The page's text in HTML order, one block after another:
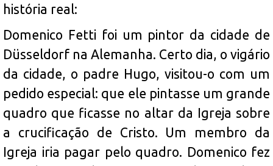
história real:
Domenico Fetti foi um pintor da cidade de
Düsseldorf na Alemanha. Certo dia, o vigário
da cidade, o padre Hugo, visitou-o com um
pedido especial: que ele pintasse um grande
quadro que ficasse no altar da Igreja sobre
a crucificação de Cristo. Um membro da
Igreja iria pagar pelo quadro. Domenico fez